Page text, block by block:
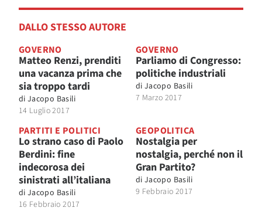
DALLO STESSO AUTORE
GOVERNO
Matteo Renzi, prenditi
una vacanza prima che
sia troppo tardi
di Jacopo Basili
14 Luglio 2017
GOVERNO
Parliamo di Congresso:
politiche industriali
di Jacopo Basili
7 Marzo 2017
PARTITI E POLITICI
Lo strano caso di Paolo
Berdini: fine
indecorosa dei
sinistrati all’italiana
di Jacopo Basili
16 Febbraio 2017
GEOPOLITICA
Nostalgia per
nostalgia, perché non il
Gran Partito?
di Jacopo Basili
9 Febbraio 2017